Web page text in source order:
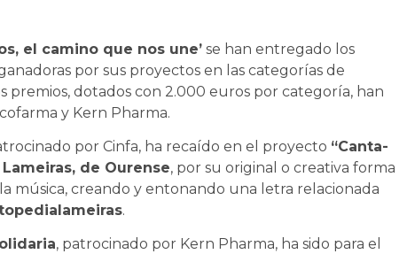
el camino que nos une’ se han entregado los
por sus proyectos en las categorías de
premios, dotados con 2.000 euros por categoría, han
y Kern Pharma.
por Cinfa, ha recaído en el proyecto “Canta-
de Ourense, por su original o creativa forma
música, creando y entonando una letra relacionada
.
, patrocinado por Kern Pharma, ha sido para el